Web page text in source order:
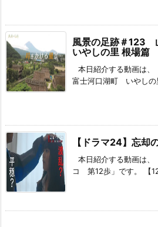
風景の足跡＃123
いやしの里 根場篇
本日紹介する動画は
富士河口湖町 いやしの
【ドラマ24】忘
本日紹介する動画は、
コ 第12歩」です。 【